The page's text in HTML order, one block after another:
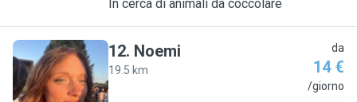
In cerca di animali da coccolare
N
12. Noemi
19.5 km
da
14 €
/giorno